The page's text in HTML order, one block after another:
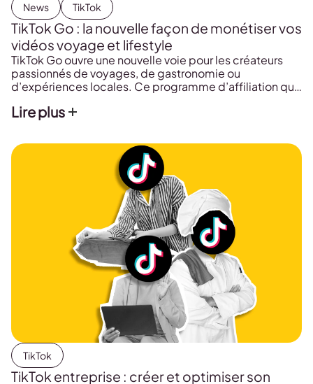
News TikTok
TikTok Go : la nouvelle façon de monétiser vos
vidéos voyage et lifestyle
TikTok Go ouvre une nouvelle voie pour les créateurs
passionnés de voyages, de gastronomie ou
d’expériences locales. Ce programme d’affiliation qui
lieux et établissements, est maintenant disponible sur
Lire plus
TikTok
TikTok entreprise : créer et optimiser son